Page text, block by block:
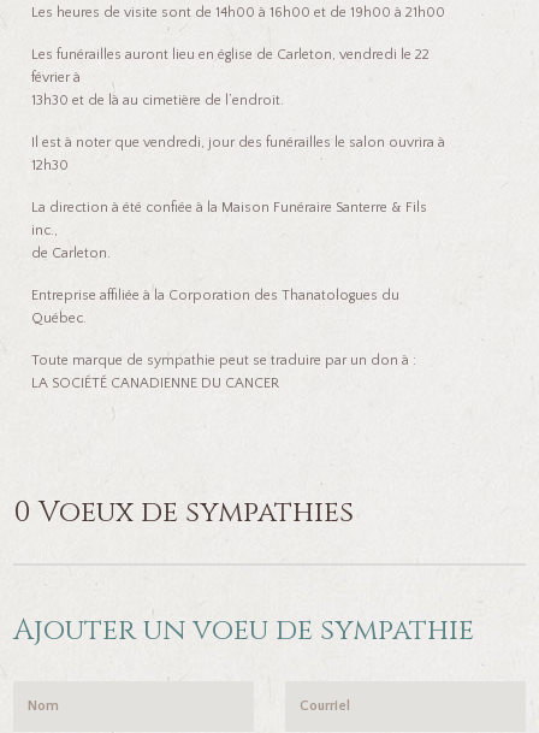
Les heures de visite sont de 14h00 à 16h00 et de 19h00 à 21h00
Les funérailles auront lieu en église de Carleton, vendredi le 22
février à
13h30 et de là au cimetière de l’endroit.
Il est à noter que vendredi, jour des funérailles le salon ouvrira à
12h30
La direction à été confiée à la Maison Funéraire Santerre & Fils
inc.,
de Carleton.
Entreprise affiliée à la Corporation des Thanatologues du
Québec.
Toute marque de sympathie peut se traduire par un don à :
LA SOCIÉTÉ CANADIENNE DU CANCER
0 Voeux de sympathies
Ajouter un voeu de sympathie